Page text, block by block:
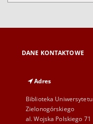
DANE KONTAKTOWE
Adres
Biblioteka Uniwersytetu
Zielonogórskiego
al. Wojska Polskiego 71